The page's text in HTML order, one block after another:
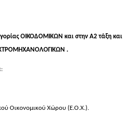
ΟΙΚΟΔΟΜΙΚΩΝ και στην Α2 τάξη και
.
Οικονομικού Χώρου (Ε.Ο.Χ.).